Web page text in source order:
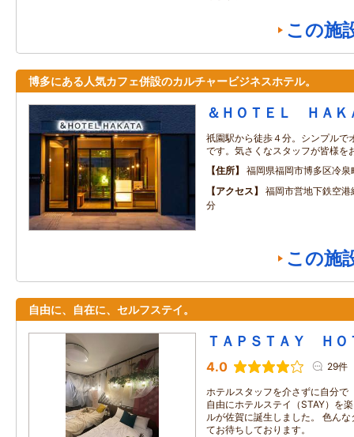
この施
博多にある人気カフェ併設のカルチャービジネスホテル。
＆ＨＯＴＥＬ ＨＡＫ
祇園駅から徒歩４分。シンプルで
です。気さくなスタッフが皆様を
住所
福岡県福岡市博多区冷泉
アクセス
福岡市営地下鉄空
分
この施
自由に、自在に、セルフステイ。
ＴＡＰＳＴＡＹ ＨＯ
4.0 29件
ホテルスタッフを介さずに自分で
自由にホテルステイ（STAY）を
ルが佐賀に誕生しました。 色ん
てお待ちしております。